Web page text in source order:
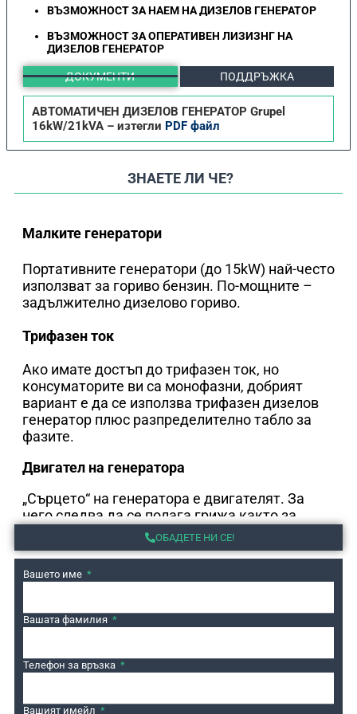
ВЪЗМОЖНОСТ ЗА НАЕМ НА ДИЗЕЛОВ ГЕНЕРАТОР
ВЪЗМОЖНОСТ ЗА ОПЕРАТИВЕН ЛИЗИЗНГ НА
ДИЗЕЛОВ ГЕНЕРАТОР
ДОКУМЕНТИ ПОДДРЪЖКА
АВТОМАТИЧЕН ДИЗЕЛОВ ГЕНЕРАТОР Grupel
16kW/21kVA – изтегли PDF файл
ЗНАЕТЕ ЛИ ЧЕ?
Малките генератори
Портативните генератори (до 15kW) най-често
използват за гориво бензин. По-мощните –
задължително дизелово гориво.
Трифазен ток
Ако имате достъп до трифазен ток, но
консуматорите ви са монофазни, добрият
вариант е да се използва трифазен дизелов
генератор плюс разпределително табло за
фазите.
Двигател на генератора
„Сърцето“ на генератора е двигателят. За
него следва да се полага грижа както за
двигателите на автомобилите. Препоръчваме
редовна смяна на консумативи (филтри,
години.
Автономия на генератора
напълно автономни. Те сами стартират при
минават в режим “stand by”. Въпреки това те
ОБАДЕТЕ НИ СЕ!
Вашето име
Вашата фамилия
Телефон за връзка
Вашият имейл